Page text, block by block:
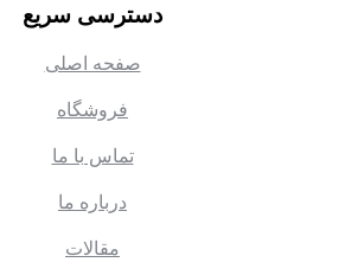
دسترسی سریع
صفحه اصلی
فروشگاه
تماس با ما
درباره ما
مقالات